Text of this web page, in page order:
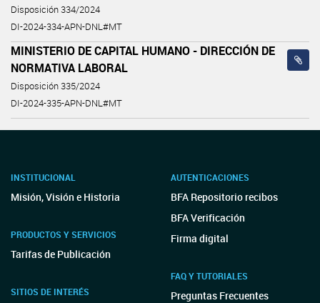
Disposición 334/2024
DI-2024-334-APN-DNL#MT
MINISTERIO DE CAPITAL HUMANO - DIRECCIÓN DE
NORMATIVA LABORAL
Disposición 335/2024
DI-2024-335-APN-DNL#MT
INSTITUCIONAL
Misión, Visión e Historia
PRODUCTOS Y SERVICIOS
Tarifas de Publicación
SITIOS DE INTERÉS
AUTENTICACIONES
BFA Repositorio recibos
BFA Verificación
Firma digital
FAQ Y TUTORIALES
Preguntas Frecuentes